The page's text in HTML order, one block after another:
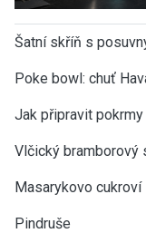
Šatní skříň s
Poke bowl: chuť
Jak připravit
Vlčický bramborový
Masarykovo
Pindruše